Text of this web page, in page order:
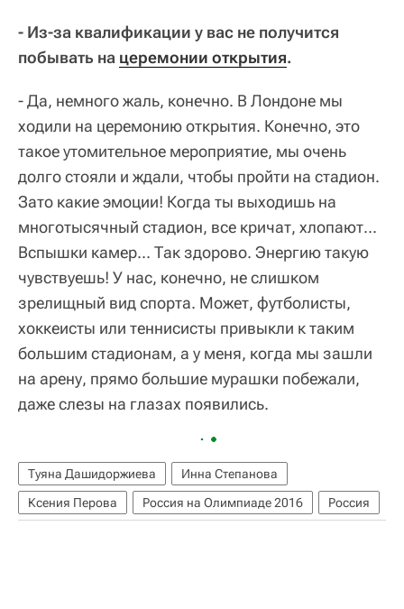
- Из-за квалификации у вас не получится
побывать на церемонии открытия.
- Да, немного жаль, конечно. В Лондоне мы
ходили на церемонию открытия. Конечно, это
такое утомительное мероприятие, мы очень
долго стояли и ждали, чтобы пройти на стадион.
Зато какие эмоции! Когда ты выходишь на
многотысячный стадион, все кричат, хлопают...
Вспышки камер... Так здорово. Энергию такую
чувствуешь! У нас, конечно, не слишком
зрелищный вид спорта. Может, футболисты,
хоккеисты или теннисисты привыкли к таким
большим стадионам, а у меня, когда мы зашли
на арену, прямо большие мурашки побежали,
даже слезы на глазах появились.
Туяна Дашидоржиева
Инна Степанова
Ксения Перова
Россия на Олимпиаде 2016 Россия